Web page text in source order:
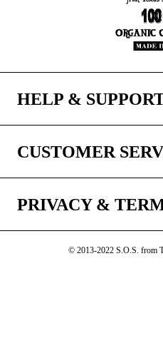
HELP &
CUSTOMER
PRIVACY &
© 2013-2022 S.O.S. from